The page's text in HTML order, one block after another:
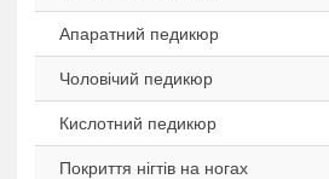
Апаратний педикюр
Чоловічий педикюр
Кислотний педикюр
Покриття нігтів на ногах